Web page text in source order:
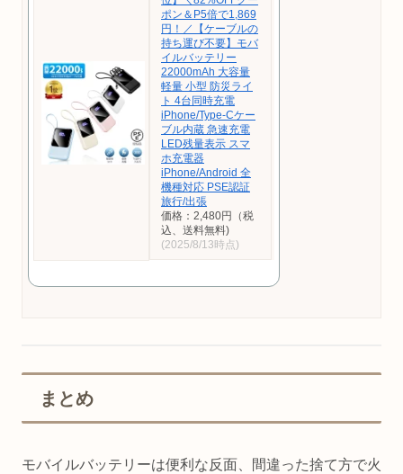
ポン＆P5倍で1,869
円！／【ケーブルの
持ち運び不要】モバ
イルバッテリー
22000mAh 大容量
軽量 小型 防災ライ
ト 4台同時充電
iPhone/Type-Cケー
ブル内蔵 急速充電
LED残量表示 スマ
ホ充電器
iPhone/Android 全
機種対応 PSE認証
旅行/出張
価格：2,480円（税
込、送料無料)
(2025/8/13時点)
まとめ
モバイルバッテリーは便利な反面、間違った捨て方で火